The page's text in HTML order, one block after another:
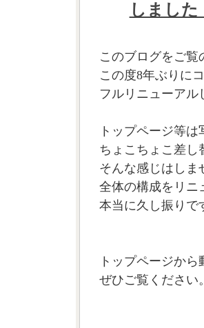
しました
このブログをご覧
この度8年ぶりに
フルリニューアル
トップページ等は
ちょこちょこ差し
そんな感じはしま
全体の構成をリニ
本当に久し振りで
トップページか
ぜひご覧ください